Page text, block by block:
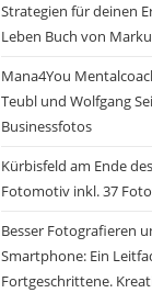
Strategien für deinen
Leben Buch von
Mana4You
Teubl und Wolfgang
Businessfotos
Kürbisfeld am Ende
Fotomotiv inkl. 37
Besser Fotografieren
Smartphone: Ein
Fortgeschrittene.